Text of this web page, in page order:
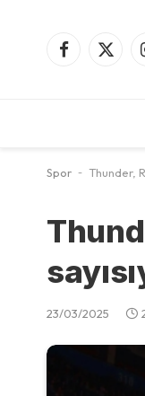
Facebook
X
Spor - Thunder,
23/03/2025